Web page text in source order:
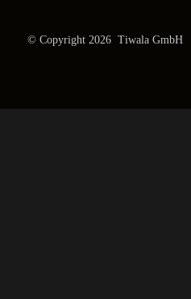
© Copyright 2026 Tiwala GmbH